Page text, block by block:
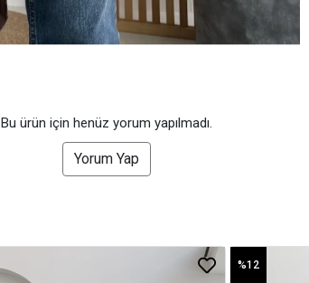
Bu ürün için henüz yorum yapılmadı.
Yorum Yap
%12